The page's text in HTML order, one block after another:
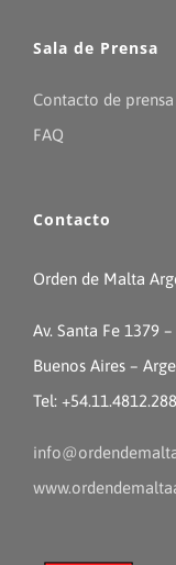
Sala de Prensa
Contacto de prensa
FAQ
Contacto
Orden de Malta
Av. Santa Fe 1379
Buenos Aires –
Tel: